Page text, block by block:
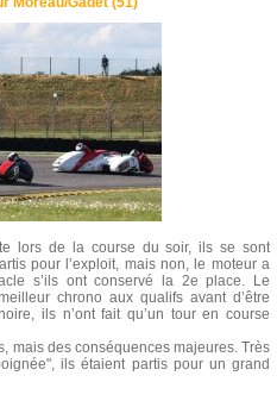
lors de la course du soir, ils se sont
pour l’exploit, mais non, le moteur a
s’ils ont conservé la 2e place. Le
chrono aux qualifs avant d’être
ils n’ont fait qu’un tour en course
mais des conséquences majeures. Très
ils étaient partis pour un grand